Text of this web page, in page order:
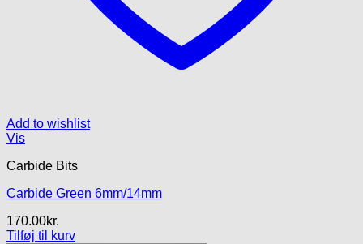
Add to wishlist
Vis
Carbide Bits
Carbide Green 6mm/14mm
170.00kr.
Tilføj til kurv